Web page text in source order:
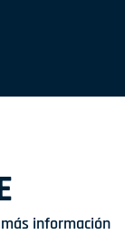
información